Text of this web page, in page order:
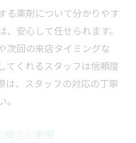
る薬剤について分かりやす
安心して任せられます。
次回の来店タイミングな
てくれるスタッフは信頼度
は、スタッフの対応の丁寧
両立が重要